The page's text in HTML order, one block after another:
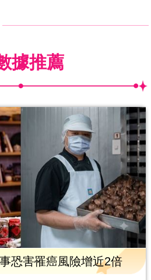
據推薦
恐害罹癌風險增近2倍